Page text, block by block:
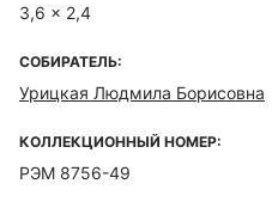
3,6 x 2,4
СОБИРАТЕЛЬ:
Урицкая Людмила Борисовна
КОЛЛЕКЦИОННЫЙ НОМЕР:
РЭМ 8756-49